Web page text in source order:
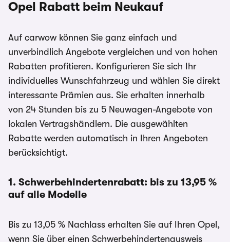
Opel Rabatt beim Neukauf
Auf carwow können Sie ganz einfach und
unverbindlich Angebote vergleichen und von hohen
Rabatten profitieren. Konfigurieren Sie sich Ihr
individuelles Wunschfahrzeug und wählen Sie direkt
interessante Prämien aus. Sie erhalten innerhalb
von 24 Stunden bis zu 5 Neuwagen-Angebote von
lokalen Vertragshändlern. Die ausgewählten
Rabatte werden automatisch in Ihren Angeboten
berücksichtigt.
1. Schwerbehindertenrabatt: bis zu 13,95 %
auf alle Modelle
Bis zu 13,05 % Nachlass erhalten Sie auf Ihren Opel,
wenn Sie über einen Schwerbehindertenausweis